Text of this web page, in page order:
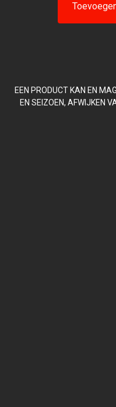
EEN PRODUCT KAN EN
EN SEIZOEN, AFWIJKEN